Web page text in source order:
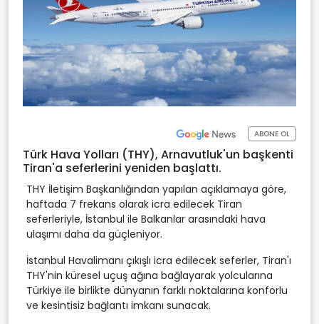
ABONE OL
Türk Hava Yolları (THY), Arnavutluk'un başkenti
Tiran'a seferlerini yeniden başlattı.
THY İletişim Başkanlığından yapılan açıklamaya göre,
haftada 7 frekans olarak icra edilecek Tiran
seferleriyle, İstanbul ile Balkanlar arasındaki hava
ulaşımı daha da güçleniyor.
İstanbul Havalimanı çıkışlı icra edilecek seferler, Tiran'ı
THY'nin küresel uçuş ağına bağlayarak yolcularına
Türkiye ile birlikte dünyanın farklı noktalarına konforlu
ve kesintisiz bağlantı imkanı sunacak.